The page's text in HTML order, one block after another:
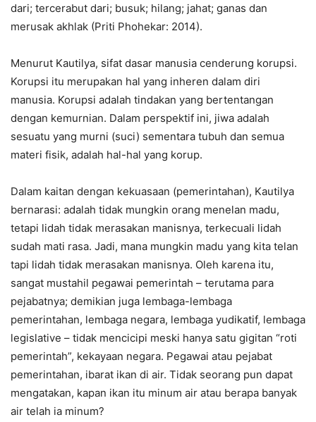
dari; tercerabut dari; busuk; hilang; jahat; ganas dan
merusak akhlak (Priti Phohekar: 2014).
Menurut Kautilya, sifat dasar manusia cenderung korupsi.
Korupsi itu merupakan hal yang inheren dalam diri
manusia. Korupsi adalah tindakan yang bertentangan
dengan kemurnian. Dalam perspektif ini, jiwa adalah
sesuatu yang murni (suci) sementara tubuh dan semua
materi fisik, adalah hal-hal yang korup.
Dalam kaitan dengan kekuasaan (pemerintahan), Kautilya
bernarasi: adalah tidak mungkin orang menelan madu,
tetapi lidah tidak merasakan manisnya, terkecuali lidah
sudah mati rasa. Jadi, mana mungkin madu yang kita telan
tapi lidah tidak merasakan manisnya. Oleh karena itu,
sangat mustahil pegawai pemerintah – terutama para
pejabatnya; demikian juga lembaga-lembaga
pemerintahan, lembaga negara, lembaga yudikatif, lembaga
legislative – tidak mencicipi meski hanya satu gigitan “roti
pemerintah”, kekayaan negara. Pegawai atau pejabat
pemerintahan, ibarat ikan di air. Tidak seorang pun dapat
mengatakan, kapan ikan itu minum air atau berapa banyak
air telah ia minum?